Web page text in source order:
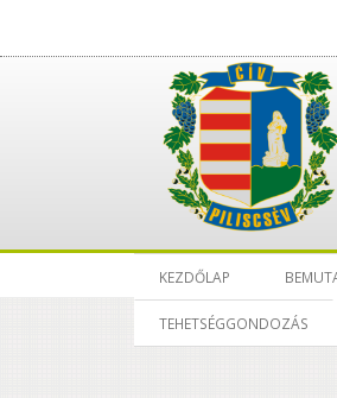
KEZDŐLAP
TEHETSÉGGONDOZÁS